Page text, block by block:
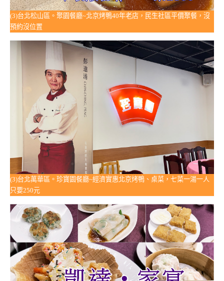
(3)台北松山區。聚園餐廳~北京烤鴨40年老店，民生社區平價聚餐，沒
預約沒位置
(3)台北萬華區。珍寶園餐廳~經濟實惠北京烤鴨、桌菜，七菜一湯一人
只要250元